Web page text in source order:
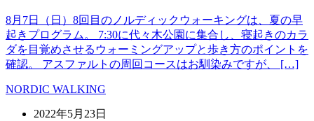
8月7日（日）8回目のノルディックウォーキングは、夏の早
起きプログラム。 7:30に代々木公園に集合し、寝起きのカラ
ダを目覚めさせるウォーミングアップと歩き方のポイントを
確認。 アスファルトの周回コースはお馴染みですが、 […]
NORDIC WALKING
2022年5月23日